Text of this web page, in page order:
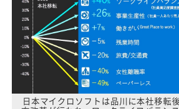
日本マイクロソフトは品川に本社移転